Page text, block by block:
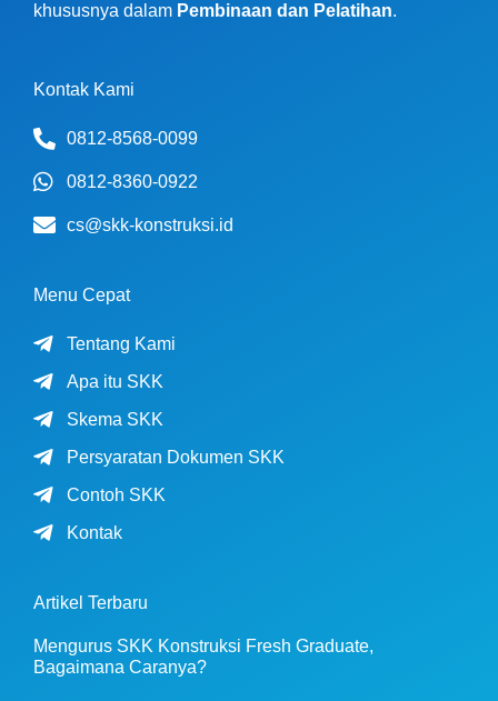
khususnya dalam Pembinaan dan Pelatihan.
Kontak Kami
0812-8568-0099
0812-8360-0922
cs@skk-konstruksi.id
Menu Cepat
Tentang Kami
Apa itu SKK
Skema SKK
Persyaratan Dokumen SKK
Contoh SKK
Kontak
Artikel Terbaru
Mengurus SKK Konstruksi Fresh Graduate,
Bagaimana Caranya?